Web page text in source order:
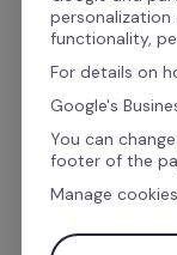
Gestiona las
las finanzas y
software de
las tareas
centrarte en
personas.
personalization
functionality,
For details on
Google's
You can
footer of the
Manage cookies